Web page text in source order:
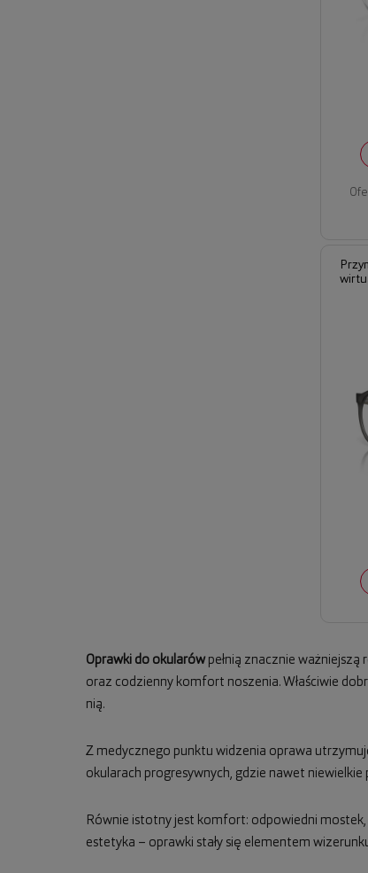
Oprawki do okularów pełnią znacznie
oraz codzienny komfort noszenia. Właściwie
nią.
Z medycznego punktu widzenia oprawa
okularach progresywnych, gdzie nawet
Równie istotny jest komfort: odpowiedni mostek,
estetyka – oprawki stały się elementem